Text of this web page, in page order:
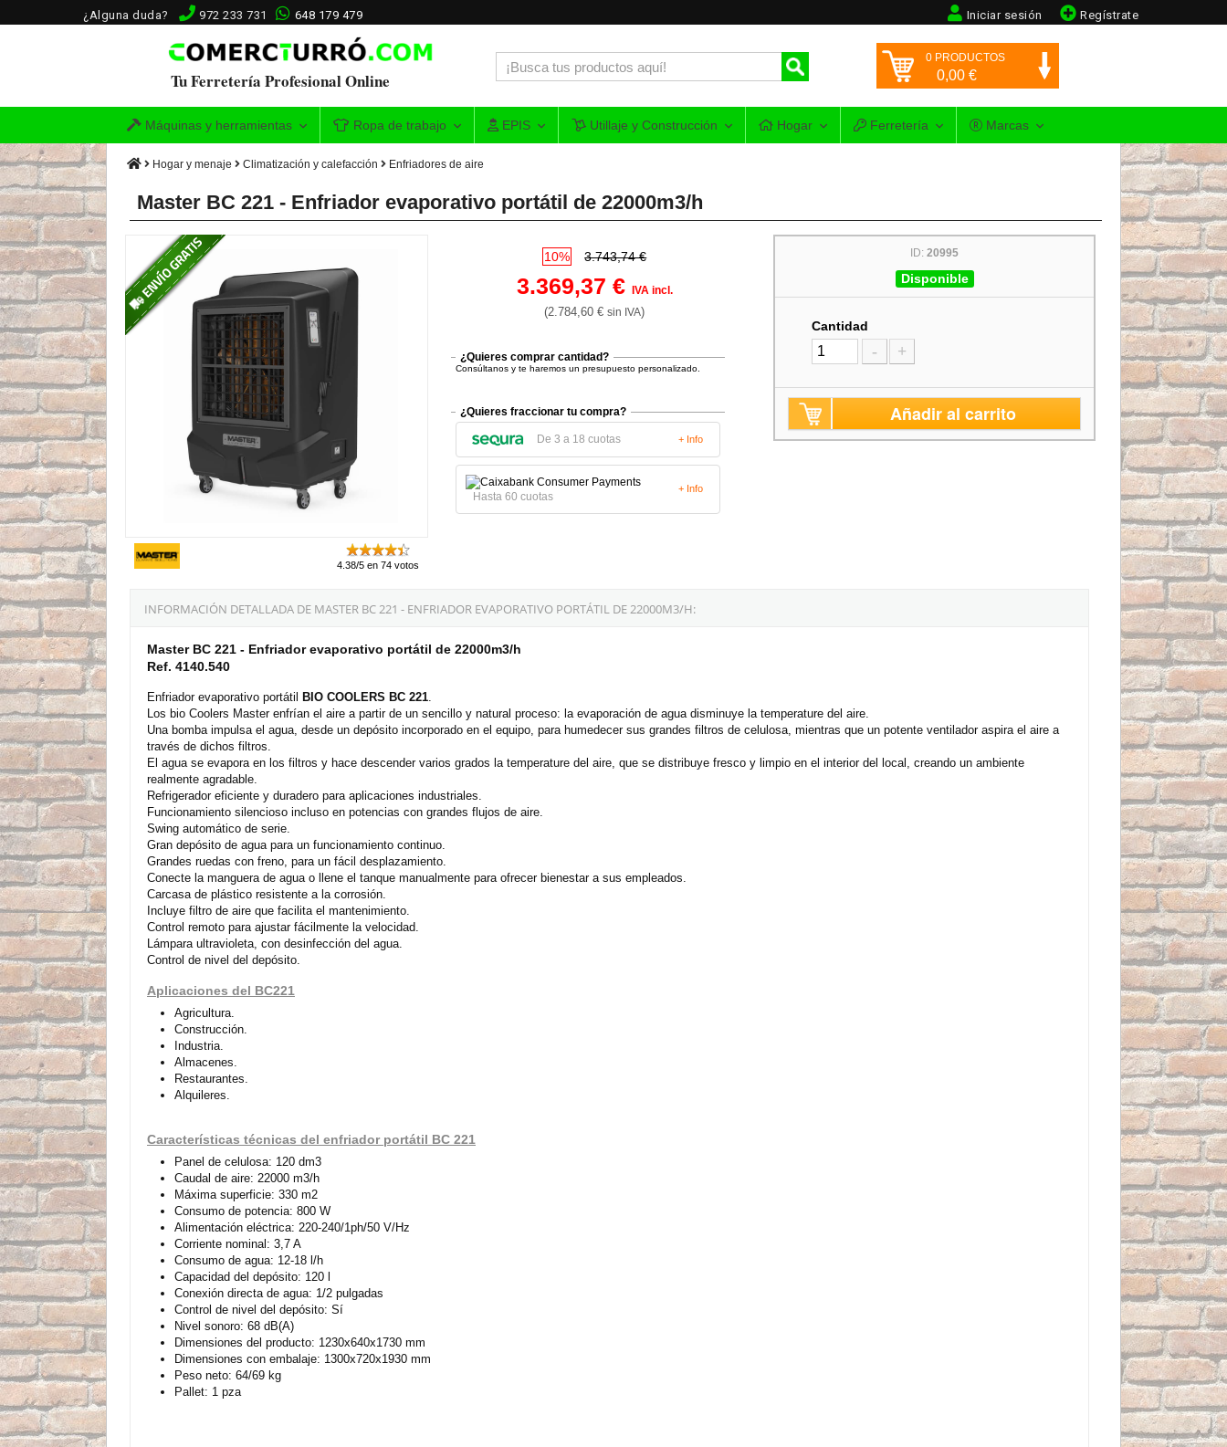
¿Alguna duda? 972 233 731 648 179 479 Regístrate
Iniciar sesión
Tu Ferretería Profesional Online
0 PRODUCTOS
0,00 €
Máquinas y herramientas Ropa de trabajo EPIS Utillaje y Construcción Hogar Ferretería Marcas
Hogar y menaje Climatización y calefacción Enfriadores de aire
Master BC 221 - Enfriador evaporativo portátil de 22000m3/h
4.38/5 en 74 votos
10% 3.743,74 €
3.369,37 € IVA incl.
(2.784,60 €sin IVA)
¿Quieres comprar cantidad?
Consúltanos y te haremos un presupuesto personalizado.
¿Quieres fraccionar tu compra?
De 3 a 18 cuotas + Info
Hasta 60 cuotas
+ Info
ID:20995
Disponible
Cantidad
- +
Añadir al carrito
INFORMACIÓN DETALLADA DE MASTER BC 221 - ENFRIADOR EVAPORATIVO PORTÁTIL DE 22000M3/H:
Master BC 221 - Enfriador evaporativo portátil de 22000m3/h
Ref. 4140.540
Enfriador evaporativo portátil BIO COOLERS BC 221
Los bio Coolers Master enfrían el aire a partir de un sencillo y natural proceso: la evaporación de agua disminuye la temperature del aire.
Una bomba impulsa el agua, desde un depósito incorporado en el equipo, para humedecer sus grandes filtros de celulosa, mientras que un potente ventilador aspira el aire a
través de dichos filtros.
El agua se evapora en los filtros y hace descender varios grados la temperature del aire, que se distribuye fresco y limpio en el interior del local, creando un ambiente
realmente agradable.
Refrigerador eficiente y duradero para aplicaciones industriales.
Funcionamiento silencioso incluso en potencias con grandes flujos de aire.
Swing automático de serie.
Gran depósito de agua para un funcionamiento continuo.
Grandes ruedas con freno, para un fácil desplazamiento.
Conecte la manguera de agua o llene el tanque manualmente para ofrecer bienestar a sus empleados.
Carcasa de plástico resistente a la corrosión.
Incluye filtro de aire que facilita el mantenimiento.
Control remoto para ajustar fácilmente la velocidad.
Lámpara ultravioleta, con desinfección del agua.
Control de nivel del depósito.
Aplicaciones del BC221
Agricultura.
Construcción.
Industria.
Almacenes.
Restaurantes.
Alquileres.
Características técnicas del enfriador portátil BC 221
Panel de celulosa: 120 dm3
Caudal de aire: 22000 m3/h
Máxima superficie: 330 m2
Consumo de potencia: 800 W
Alimentación eléctrica: 220-240/1ph/50 V/Hz
Corriente nominal: 3,7 A
Consumo de agua: 12-18 l/h
Capacidad del depósito: 120 l
Conexión directa de agua: 1/2 pulgadas
Control de nivel del depósito: Sí
Nivel sonoro: 68 dB(A)
Dimensiones del producto: 1230x640x1730 mm
Dimensiones con embalaje: 1300x720x1930 mm
Peso neto: 64/69 kg
Pallet: 1 pza